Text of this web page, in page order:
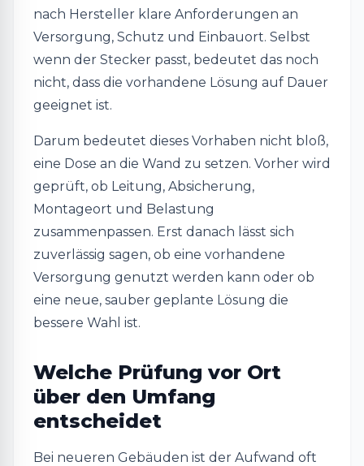
nach Hersteller klare Anforderungen an
Versorgung, Schutz und Einbauort. Selbst
wenn der Stecker passt, bedeutet das noch
nicht, dass die vorhandene Lösung auf Dauer
geeignet ist.
Darum bedeutet dieses Vorhaben nicht bloß,
eine Dose an die Wand zu setzen. Vorher wird
geprüft, ob Leitung, Absicherung,
Montageort und Belastung
zusammenpassen. Erst danach lässt sich
zuverlässig sagen, ob eine vorhandene
Versorgung genutzt werden kann oder ob
eine neue, sauber geplante Lösung die
bessere Wahl ist.
Welche Prüfung vor Ort
über den Umfang
entscheidet
Bei neueren Gebäuden ist der Aufwand oft